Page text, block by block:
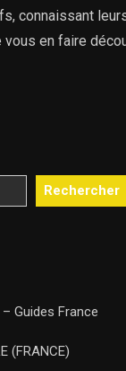
connaissant
en faire
Rechercher
Guides France
(FRANCE)